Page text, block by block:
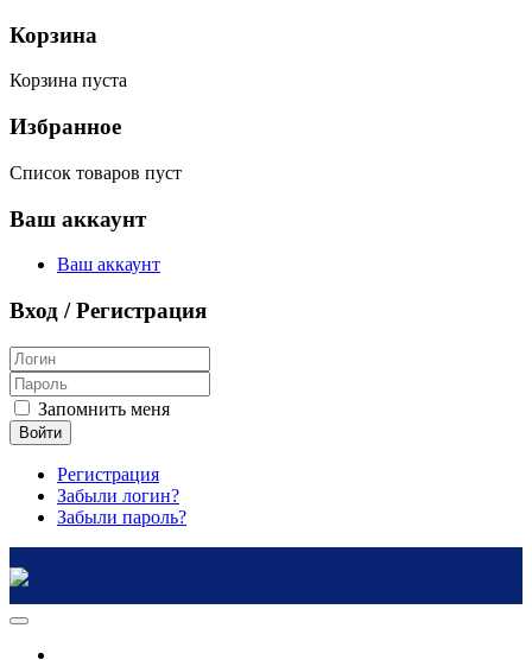
Корзина
Корзина пуста
Избранное
Список товаров пуст
Ваш аккаунт
Ваш аккаунт
Вход / Регистрация
Запомнить меня
Войти
Регистрация
Забыли логин?
Забыли пароль?